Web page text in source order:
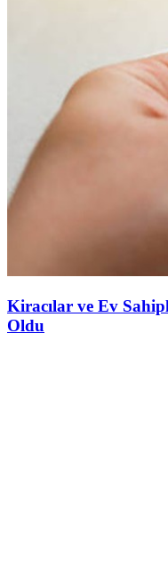
Kiracılar ve Ev
Oldu